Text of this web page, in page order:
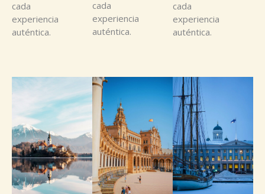
cada
experiencia
auténtica.
cada
experiencia
auténtica.
cada
experiencia
auténtica.